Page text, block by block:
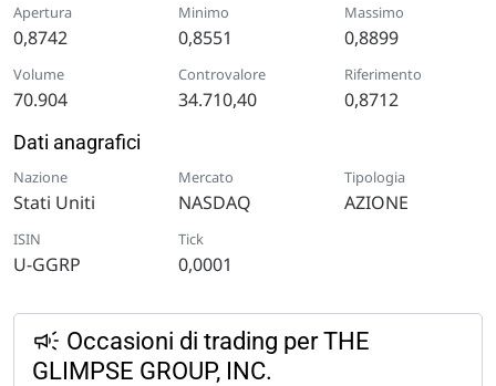
Apertura
0,8742
Minimo
0,8551
Massimo
0,8899
Volume
70.904
Controvalore
34.710,40
Riferimento
0,8712
Dati anagrafici
Nazione
Stati Uniti
Mercato
NASDAQ
Tipologia
AZIONE
ISIN
U-GGRP
Tick
0,0001
Occasioni di trading per THE
GLIMPSE GROUP, INC.